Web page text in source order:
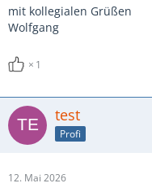
mit kollegialen Grüßen
Wolfgang
1
test
Profi
12. Mai 2026